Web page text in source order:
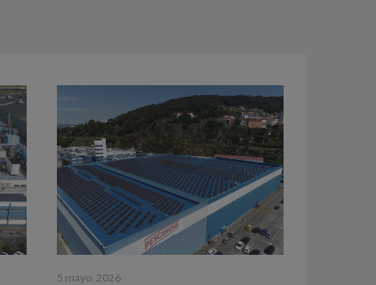
5 mayo, 2026